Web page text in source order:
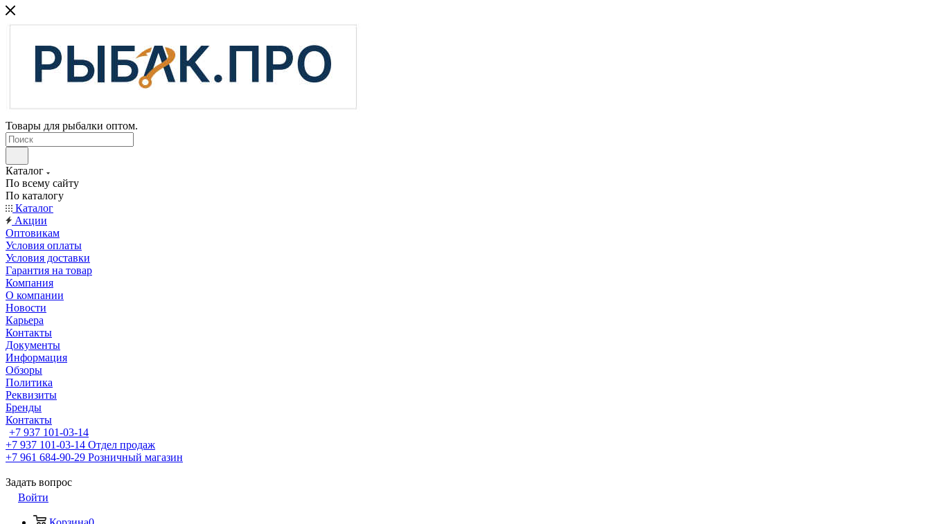
Товары для рыбалки оптом.
Каталог
По всему сайту
По каталогу
Каталог
Акции
Оптовикам
Условия оплаты
Условия доставки
Гарантия на товар
Компания
О компании
Новости
Карьера
Контакты
Документы
Информация
Обзоры
Политика
Реквизиты
Бренды
Контакты
+7 937 101-03-14
+7 937 101-03-14 Отдел продаж
+7 961 684-90-29 Розничный магазин
Задать вопрос
Войти